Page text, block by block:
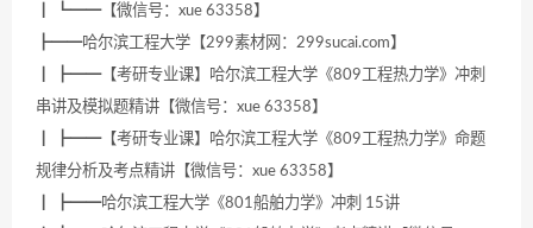
┃ ┗━━【微信号：xue 63358】
┣━━哈尔滨工程大学【299素材网：299sucai.com】
┃ ┣━━【考研专业课】哈尔滨工程大学《809工程热力学》冲刺
串讲及模拟题精讲【微信号：xue 63358】
┃ ┣━━【考研专业课】哈尔滨工程大学《809工程热力学》命题
规律分析及考点精讲【微信号：xue 63358】
┃ ┣━━哈尔滨工程大学《801船舶力学》冲刺 15讲